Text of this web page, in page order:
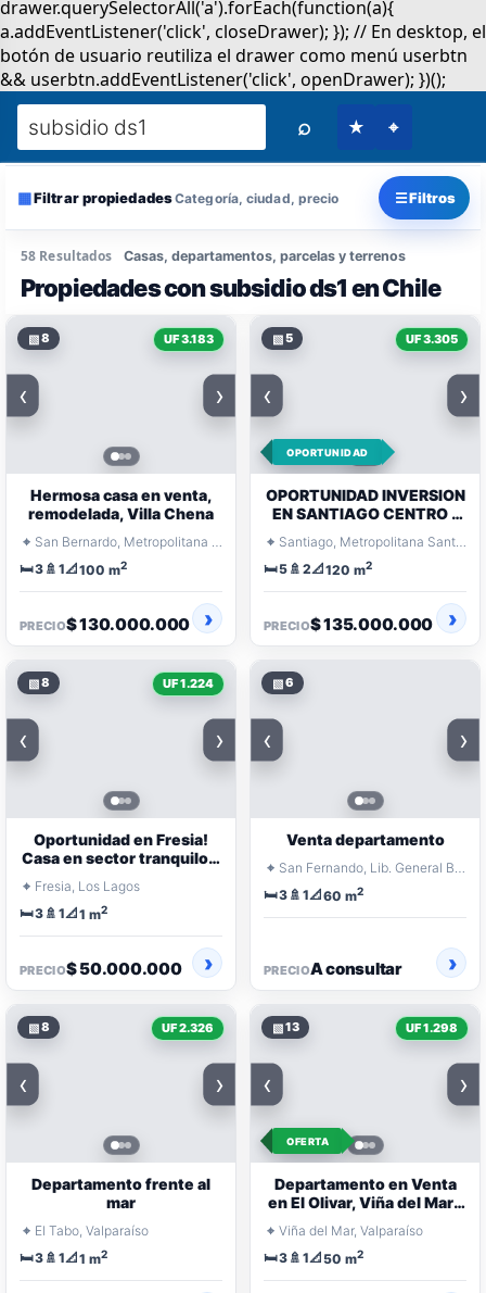
⌕ ★ ⌖
▦Filtrar propiedadesCategoría, ciudad, precio ☰Filtros
58 Resultados
Propiedades con subsidio ds1 en Chile
Casas, departamentos, parcelas y terrenos
▧8 UF 3.183
‹ ›
Hermosa casa en venta,
remodelada, Villa Chena
⌖
San Bernardo, Metropolitana Santiago
🛏️3 🚿 1📐100 m2
PRECIO$ 130.000.000
▧5 UF 3.305
OPORTUNIDAD
‹ ›
OPORTUNIDAD INVERSION
EN SANTIAGO CENTRO -
⌖ Santiago, Metropolitana Santiago
🛏️5 🚿 2📐120 m2
PRECIO$ 135.000.000
▧8 UF 1.224
‹ ›
Oportunidad en Fresia!
Casa en sector tranquilo y
⌖ Fresia, Los Lagos
🛏️3 🚿 1📐1 m2
PRECIO$ 50.000.000
▧6
‹ ›
Venta departamento
⌖
San Fernando, Lib. General Bernardo O'Higgins
🛏️3 🚿 1📐60 m2
PRECIOA consultar
▧8 UF 2.326
‹ ›
Departamento frente al
mar
⌖ El Tabo, Valparaíso
🛏️3 🚿 1📐1 m2
▧13 UF 1.298
OFERTA
‹ ›
Departamento en Venta
en El Olivar, Viña del Mar |
3 Dormitorios |
Remodelado
⌖ Viña del Mar, Valparaíso
🛏️3 🚿 1📐50 m2